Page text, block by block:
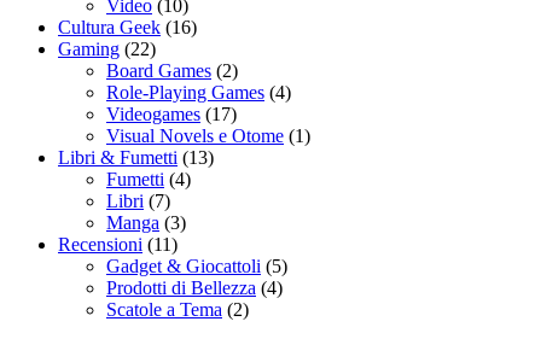
Video (10)
Cultura Geek (16)
Gaming (22)
Board Games (2)
Role-Playing Games (4)
Videogames (17)
Visual Novels e Otome (1)
Libri & Fumetti (13)
Fumetti (4)
Libri (7)
Manga (3)
Recensioni (11)
Gadget & Giocattoli (5)
Prodotti di Bellezza (4)
Scatole a Tema (2)